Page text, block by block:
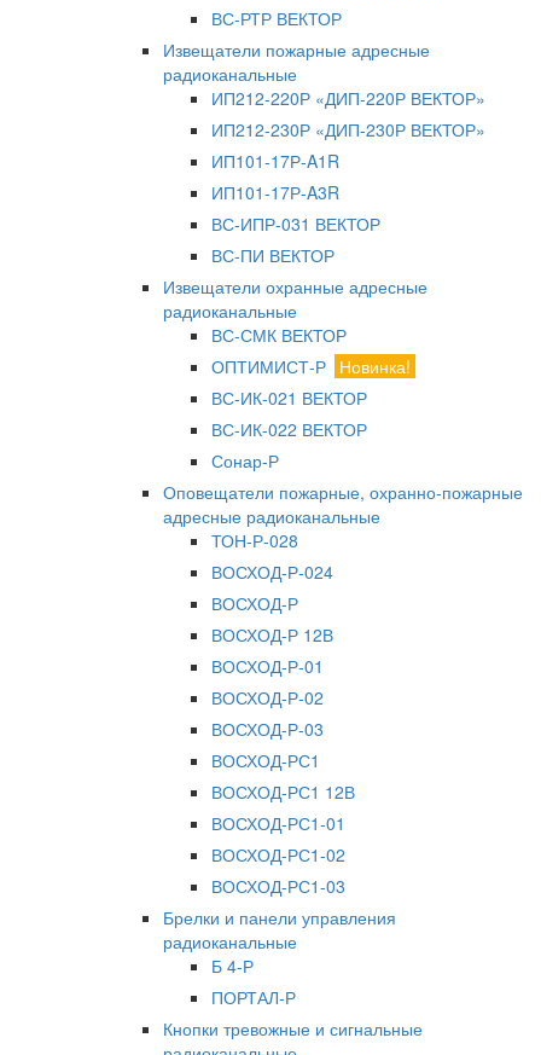
ВС-РТР ВЕКТОР
Извещатели пожарные адресные
радиоканальные
ИП212-220Р «ДИП-220Р ВЕКТОР»
ИП212-230Р «ДИП-230Р ВЕКТОР»
ИП101-17Р-A1R
ИП101-17Р-A3R
ВС-ИПР-031 ВЕКТОР
ВС-ПИ ВЕКТОР
Извещатели охранные адресные
радиоканальные
ВС-СМК ВЕКТОР
ОПТИМИСТ-Р Новинка!
ВС-ИК-021 ВЕКТОР
ВС-ИК-022 ВЕКТОР
Сонар-Р
Оповещатели пожарные, охранно-пожарные
адресные радиоканальные
ТОН-Р-028
ВОСХОД-Р-024
ВОСХОД-Р
ВОСХОД-Р 12В
ВОСХОД-Р-01
ВОСХОД-Р-02
ВОСХОД-Р-03
ВОСХОД-РС1
ВОСХОД-РС1 12В
ВОСХОД-РС1-01
ВОСХОД-РС1-02
ВОСХОД-РС1-03
Брелки и панели управления
радиоканальные
Б 4-Р
ПОРТАЛ-Р
Кнопки тревожные и сигнальные